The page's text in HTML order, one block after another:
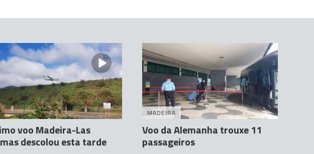
voo Madeira-Las
descolou esta tarde
MADEIRA
Voo da Alemanha trouxe 11
passageiros